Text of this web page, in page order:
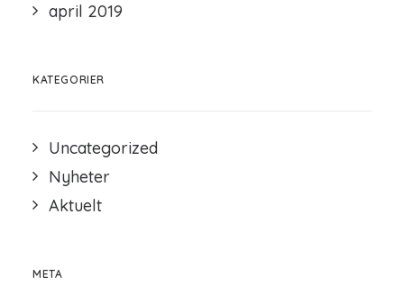
april 2019
KATEGORIER
Uncategorized
Nyheter
Aktuelt
META